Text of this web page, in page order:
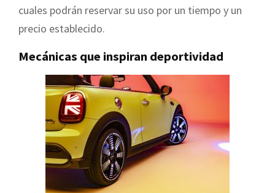
cuales podrán reservar su uso por un tiempo y un
precio establecido.
Mecánicas que inspiran deportividad